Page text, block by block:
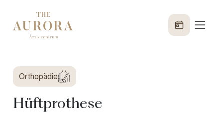
Orthopädie
Hüftprothese